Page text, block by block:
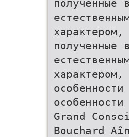
полученные
характером,
полученные
характером,
Grand
Bouchard